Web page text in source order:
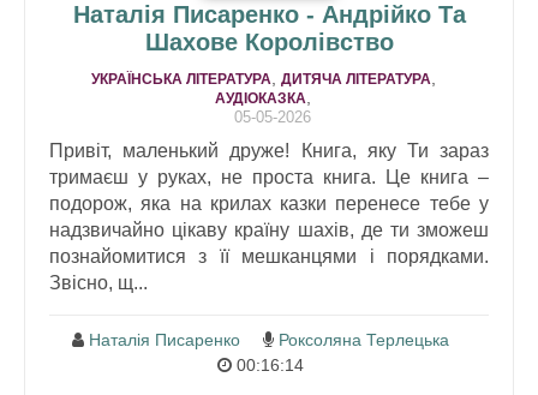
Наталія Писаренко - Андрійко Та
Шахове Королівство
УКРАЇНСЬКА ЛІТЕРАТУРА, ДИТЯЧА ЛІТЕРАТУРА,
АУДІОКАЗКА,
05-05-2026
Привіт, маленький друже! Книга, яку Ти зараз
тримаєш у руках, не проста книга. Це книга –
подорож, яка на крилах казки перенесе тебе у
надзвичайно цікаву країну шахів, де ти зможеш
познайомитися з її мешканцями і порядками.
Звісно, щ...
Наталія Писаренко
Роксоляна Терлецька
00:16:14